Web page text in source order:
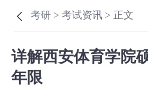
考研 >考试资讯 > 正文
详解西安体育学院
年限